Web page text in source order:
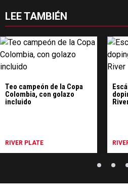
LEE TAMBIÉN
Teo campeón de la Copa
Colombia, con golazo
incluido
RIVER PLATE